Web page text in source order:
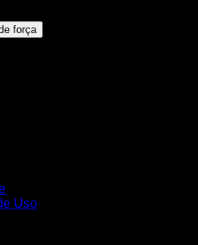
força
Uso